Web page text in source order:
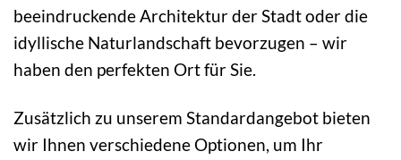
beeindruckende Architektur der Stadt oder die
idyllische Naturlandschaft bevorzugen – wir
haben den perfekten Ort für Sie.
Zusätzlich zu unserem Standardangebot bieten
wir Ihnen verschiedene Optionen, um Ihr